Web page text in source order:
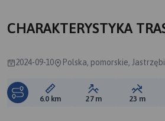
CHARAKTERYSTYKA
2024-09-10 Polska, pomorskie,
Długość trasy:
6.0 km Suma przewyższeń:
27 m Suma
23 m